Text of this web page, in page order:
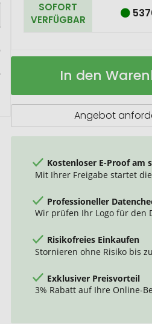
SOFORT
VERFÜGBAR
NONSMOKE
Rauchmelder
Auf
In den
Angebot
Kostenloser E-Proof am
Mit Ihrer Freigabe startet
Professioneller
Wir prüfen Ihr Logo für den
Risikofreies Einkaufen
Stornieren ohne Risiko bis
Exklusiver Preisvorteil
3% Rabatt auf Ihre Online-